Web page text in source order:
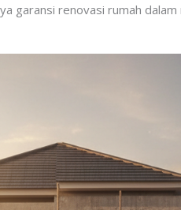
garansi renovasi rumah